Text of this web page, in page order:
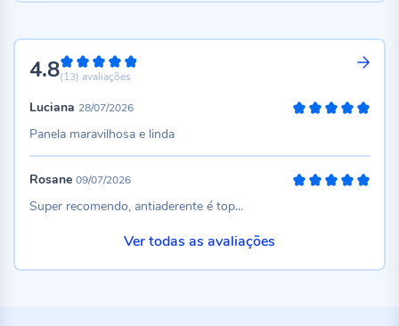
4.896%
(13) avaliações
Luciana 28/07/2026
Panela maravilhosa e linda
Rosane 09/07/2026
Super recomendo, antiaderente é top...
Ver todas as avaliações